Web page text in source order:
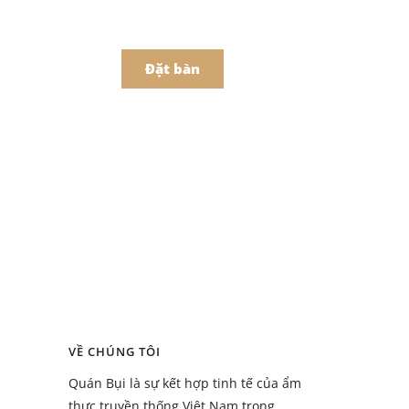
Menu
Đồ uống
Đặt bàn
VỀ CHÚNG TÔI
Quán Bụi là sự kết hợp tinh tế của ẩm